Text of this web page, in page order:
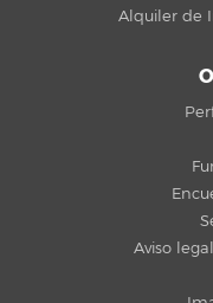
Alquiler de
Aviso